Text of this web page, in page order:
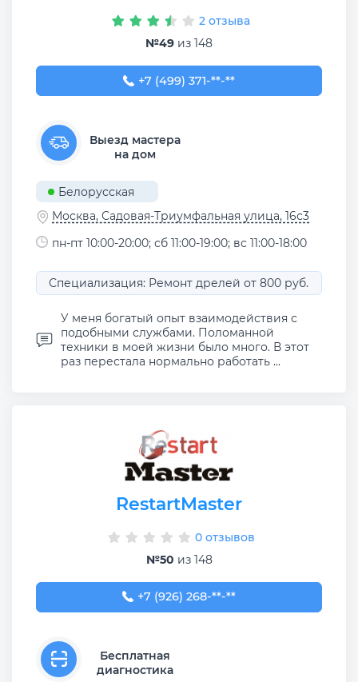
2 отзыва
№49 из 148
+7 (499) 371-11-11
+7 (499) 371-**-**
Выезд мастера
на дом
Белорусская
Москва, Садовая-Триумфальная улица, 16с3
пн-пт 10:00-20:00; сб 11:00-19:00; вс 11:00-18:00
Специализация: Ремонт дрелей от 800 руб.
У меня богатый опыт взаимодействия с
подобными службами. Поломанной
техники в моей жизни было много. В этот
раз перестала нормально работать ...
RestartMaster
0 отзывов
№50 из 148
+7 (926) 268-48-09
+7 (926) 268-**-**
Бесплатная
диагностика